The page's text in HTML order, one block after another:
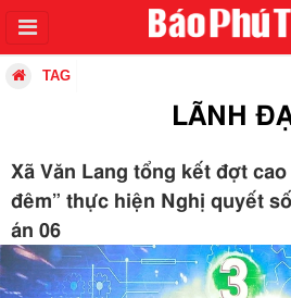
TAG
LÃNH
Xã Văn Lang tổng kết đợt cao
đêm” thực hiện Nghị quyết
án 06